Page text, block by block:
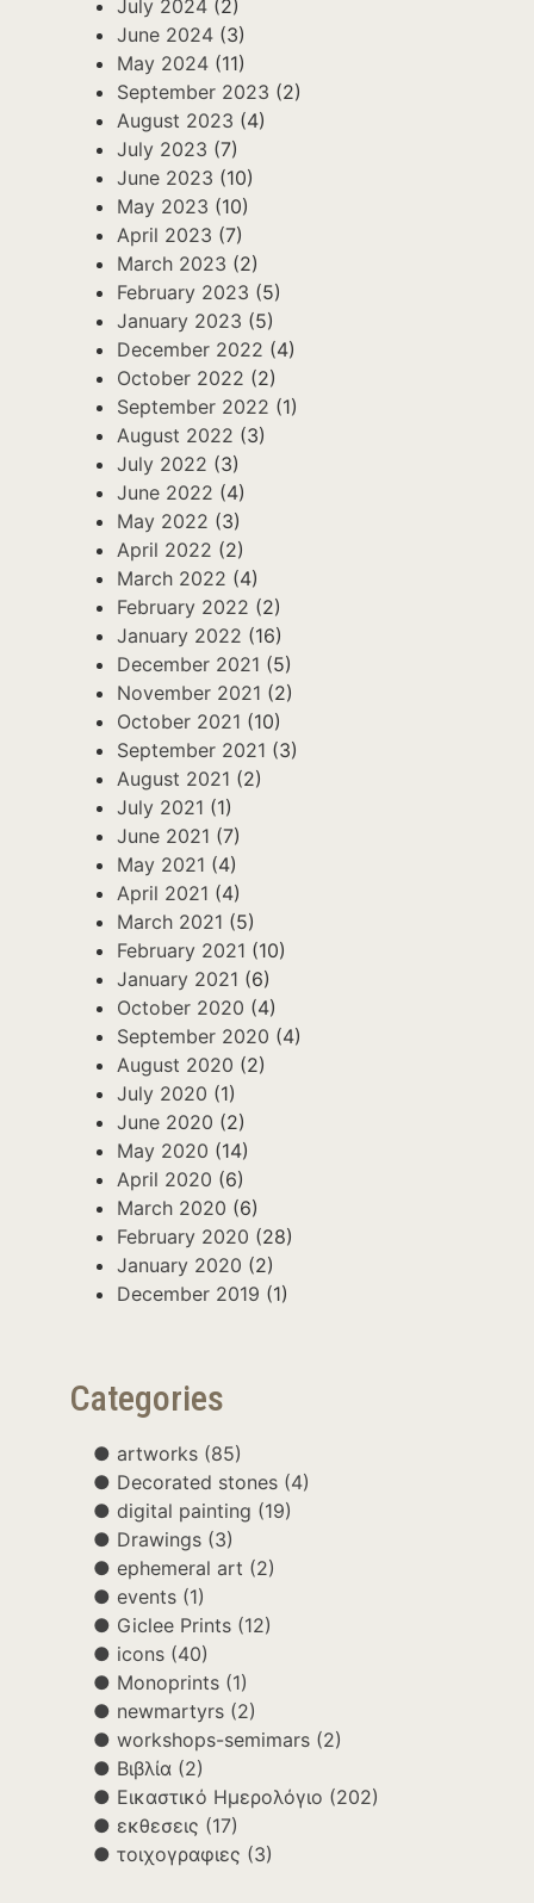
July 2024 (2)
June 2024 (3)
May 2024 (11)
September 2023 (2)
August 2023 (4)
July 2023 (7)
June 2023 (10)
May 2023 (10)
April 2023 (7)
March 2023 (2)
February 2023 (5)
January 2023 (5)
December 2022 (4)
October 2022 (2)
September 2022 (1)
August 2022 (3)
July 2022 (3)
June 2022 (4)
May 2022 (3)
April 2022 (2)
March 2022 (4)
February 2022 (2)
January 2022 (16)
December 2021 (5)
November 2021 (2)
October 2021 (10)
September 2021 (3)
August 2021 (2)
July 2021 (1)
June 2021 (7)
May 2021 (4)
April 2021 (4)
March 2021 (5)
February 2021 (10)
January 2021 (6)
October 2020 (4)
September 2020 (4)
August 2020 (2)
July 2020 (1)
June 2020 (2)
May 2020 (14)
April 2020 (6)
March 2020 (6)
February 2020 (28)
January 2020 (2)
December 2019 (1)
Categories
artworks (85)
Decorated stones (4)
digital painting (19)
Drawings (3)
ephemeral art (2)
events (1)
Giclee Prints (12)
icons (40)
Monoprints (1)
newmartyrs (2)
workshops-semimars (2)
Βιβλία (2)
Εικαστικό Ημερολόγιο (202)
εκθεσεις (17)
τοιχογραφιες (3)